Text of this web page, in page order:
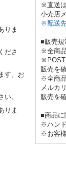
りま
ださ
す。お
。
りま
※直送
小売店
※配送
■販売規
※全商
※POST
販売を
※全商
メルカ
販売を
■商品に
※ハン
※お客